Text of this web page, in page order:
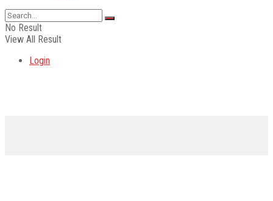
No Result
View All Result
Login